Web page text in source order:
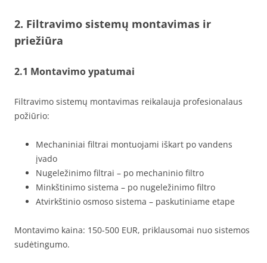
2. Filtravimo sistemų montavimas ir
priežiūra
2.1 Montavimo ypatumai
Filtravimo sistemų montavimas reikalauja profesionalaus
požiūrio:
Mechaniniai filtrai montuojami iškart po vandens
įvado
Nugeležinimo filtrai – po mechaninio filtro
Minkštinimo sistema – po nugeležinimo filtro
Atvirkštinio osmoso sistema – paskutiniame etape
Montavimo kaina: 150-500 EUR, priklausomai nuo sistemos
sudėtingumo.